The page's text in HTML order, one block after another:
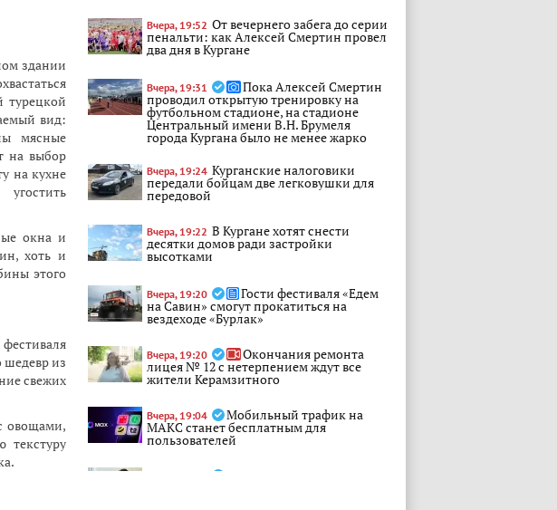
здании
турецкой
вид:
мясные
на выбор
на кухне
окна и
хоть и
этого
из
свежих
овощами,
текстуру
Вчера, 19:52 От вечернего забега до серии
пенальти: как Алексей Смертин провел
два дня в Кургане
Вчера, 19:31 Пока Алексей Смертин
проводил открытую тренировку на
футбольном стадионе, на стадионе
Центральный имени В.Н. Брумеля
города Кургана было не менее жарко
Вчера, 19:24 Курганские налоговики
передали бойцам две легковушки для
передовой
Вчера, 19:22 В Кургане хотят снести
десятки домов ради застройки
высотками
Вчера, 19:20 Гости фестиваля «Едем
на Савин» смогут прокатиться на
вездеходе «Бурлак»
Вчера, 19:20 Окончания ремонта
лицея № 12 с нетерпением ждут все
жители Керамзитного
Вчера, 19:04 Мобильный трафик на
МАКС станет бесплатным для
пользователей